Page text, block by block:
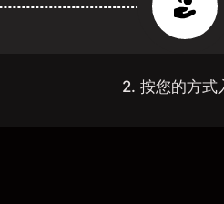
2. 按您的方式